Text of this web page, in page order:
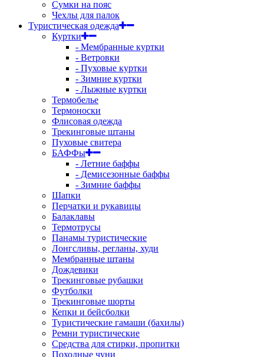
Сумки на пояс
Чехлы для палок
Туристическая одежда
Куртки
- Мембранные куртки
- Ветровки
- Пуховые куртки
- Зимние куртки
- Лыжные куртки
Термобелье
Термоноски
Флисовая одежда
Трекинговые штаны
Пуховые свитера
БАФФы
- Летние баффы
- Демисезонные баффы
- Зимние баффы
Шапки
Перчатки и рукавицы
Балаклавы
Термотрусы
Панамы туристические
Лонгсливы, регланы, худи
Мембранные штаны
Дождевики
Трекинговые рубашки
Футболки
Трекинговые шорты
Кепки и бейсболки
Туристические гамаши (бахилы)
Ремни туристические
Средства для стирки, пропитки
Походные чуни